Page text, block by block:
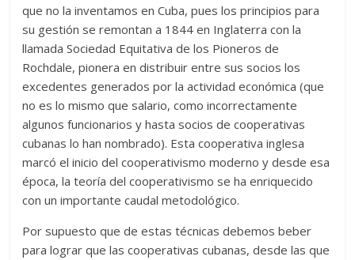
que no la inventamos en Cuba, pues los principios para
su gestión se remontan a 1844 en Inglaterra con la
llamada Sociedad Equitativa de los Pioneros de
Rochdale, pionera en distribuir entre sus socios los
excedentes generados por la actividad económica (que
no es lo mismo que salario, como incorrectamente
algunos funcionarios y hasta socios de cooperativas
cubanas lo han nombrado). Esta cooperativa inglesa
marcó el inicio del cooperativismo moderno y desde esa
época, la teoría del cooperativismo se ha enriquecido
con un importante caudal metodológico.
Por supuesto que de estas técnicas debemos beber
para lograr que las cooperativas cubanas, desde las que